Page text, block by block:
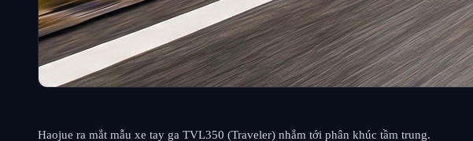
Haojue ra mắt mẫu xe tay ga TVL350 (Traveler) nhắm tới phân khúc tầm trung.